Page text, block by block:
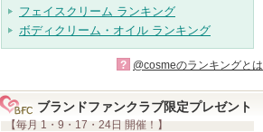
フェイスクリーム ランキング
ボディクリーム・オイル ランキング
? @cosmeのランキングとは
ブランドファンクラブ限定プレゼント
【毎月 1・9・17・24日 開催！】